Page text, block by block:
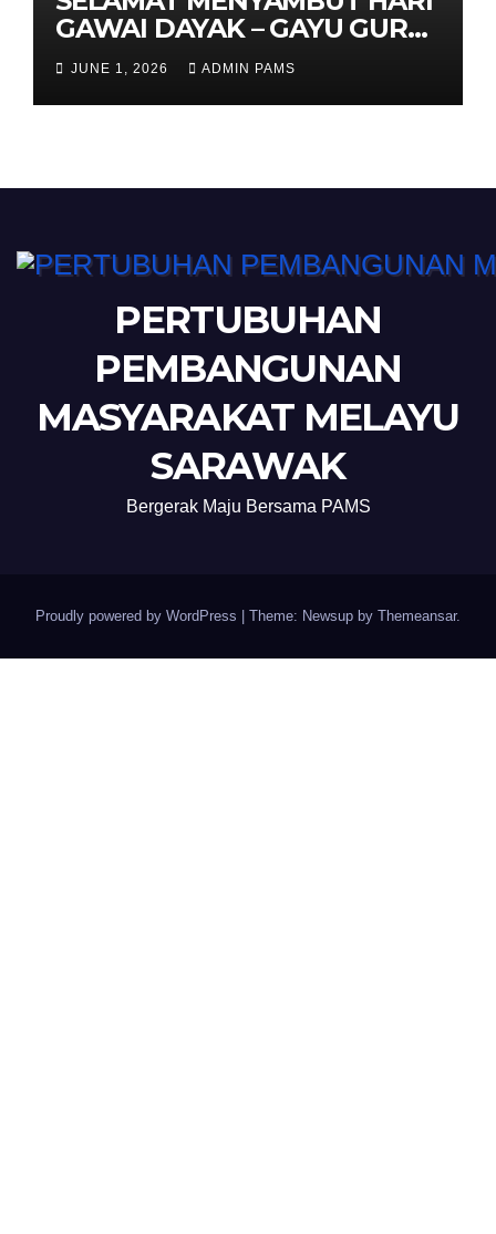
GAWAI DAYAK – GAYU GURU
GERAI NYAMAI
JUNE 1, 2026 ADMIN PAMS
PERTUBUHAN
PEMBANGUNAN
MASYARAKAT MELAYU
SARAWAK
Bergerak Maju Bersama PAMS
Proudly powered by WordPress Theme: Newsup by Themeansar.